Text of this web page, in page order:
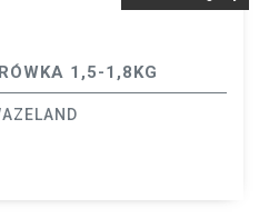
1,5-1,8KG